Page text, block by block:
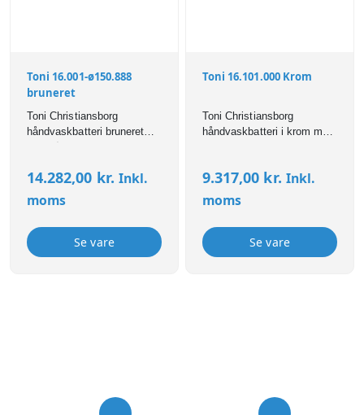
Toni 16.001-ø150.888
bruneret
Toni Christiansborg
håndvaskbatteri bruneret
14.282,00 kr. Inkl.
moms
Se vare
Toni 16.101.000 Krom
Toni Christiansborg
håndvaskbatteri i krom med
9.317,00 kr. Inkl.
moms
Se vare